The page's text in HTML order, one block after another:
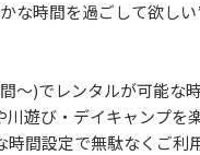
な時間を過ごして欲し
～)でレンタルが可能な
遊び・デイキャンプを
間設定で無駄なくご利